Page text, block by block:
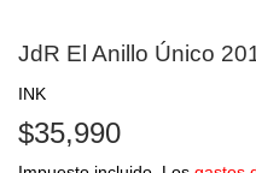
JdR El Anillo Único
INK
$35,990